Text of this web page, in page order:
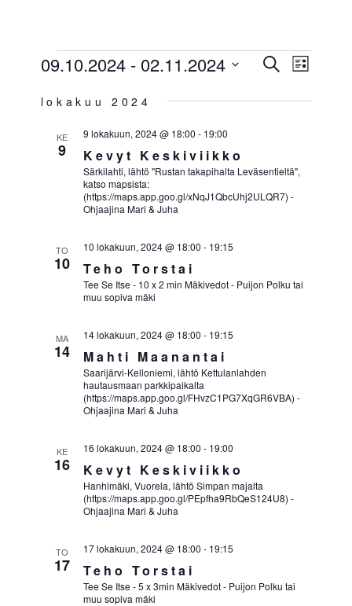
TAPAHTUMAT
ETSI
Etsi Lista
09.10.2024 - 02.11.2024
päivä.
lokakuu 2024
KE
9 Kevyt Keskiviikko
9 lokakuun, 2024 @ 18:00 - 19:00
Särkilahti, lähtö "Rustan takapihalta Leväsentieltä",
katso mapsista:
(https://maps.app.goo.gl/xNqJ1QbcUhj2ULQR7) -
Ohjaajina Mari & Juha
TO
10 Teho Torstai
10 lokakuun, 2024 @ 18:00 - 19:15
Tee Se Itse - 10 x 2 min Mäkivedot - Puijon Polku tai
muu sopiva mäki
MA
14 Mahti Maanantai
14 lokakuun, 2024 @ 18:00 - 19:15
Saarijärvi-Kelloniemi, lähtö Kettulanlahden
hautausmaan parkkipaikalta
(https://maps.app.goo.gl/FHvzC1PG7XqGR6VBA) -
Ohjaajina Mari & Juha
KE
16 Kevyt Keskiviikko
16 lokakuun, 2024 @ 18:00 - 19:00
Hanhimäki, Vuorela, lähtö Simpan majalta
(https://maps.app.goo.gl/PEpfha9RbQeS124U8) -
Ohjaajina Mari & Juha
TO
17 Teho Torstai
17 lokakuun, 2024 @ 18:00 - 19:15
Tee Se Itse - 5 x 3min Mäkivedot - Puijon Polku tai
muu sopiva mäki